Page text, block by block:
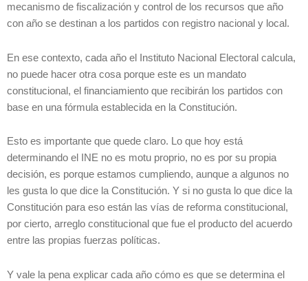
mecanismo de fiscalización y control de los recursos que año
con año se destinan a los partidos con registro nacional y local.
En ese contexto, cada año el Instituto Nacional Electoral calcula,
no puede hacer otra cosa porque este es un mandato
constitucional, el financiamiento que recibirán los partidos con
base en una fórmula establecida en la Constitución.
Esto es importante que quede claro. Lo que hoy está
determinando el INE no es motu proprio, no es por su propia
decisión, es porque estamos cumpliendo, aunque a algunos no
les gusta lo que dice la Constitución. Y si no gusta lo que dice la
Constitución para eso están las vías de reforma constitucional,
por cierto, arreglo constitucional que fue el producto del acuerdo
entre las propias fuerzas políticas.
Y vale la pena explicar cada año cómo es que se determina el